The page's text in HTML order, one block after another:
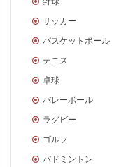
サッカー
バスケットボール
テニス
卓球
バレーボール
ラグビー
ゴルフ
バドミントン